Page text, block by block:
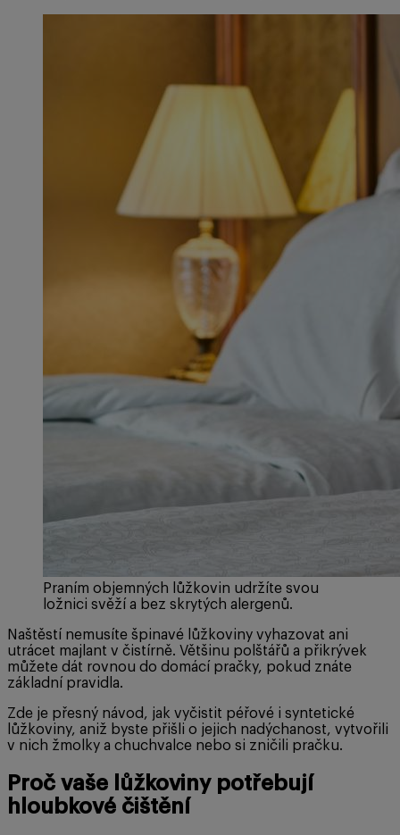
Praním objemných lůžkovin udržíte svou
ložnici svěží a bez skrytých alergenů.
Naštěstí nemusíte špinavé lůžkoviny vyhazovat ani
utrácet majlant v čistírně. Většinu polštářů a přikrývek
můžete dát rovnou do domácí pračky, pokud znáte
základní pravidla.
Zde je přesný návod, jak vyčistit péřové i syntetické
lůžkoviny, aniž byste přišli o jejich nadýchanost, vytvořili
v nich žmolky a chuchvalce nebo si zničili pračku.
Proč vaše lůžkoviny potřebují
hloubkové čištění